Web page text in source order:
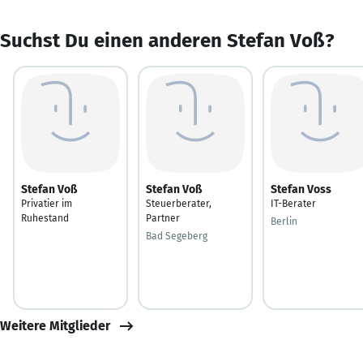
Suchst Du einen anderen Stefan Voß?
Stefan Voß
Privatier im
Ruhestand
Stefan Voß
Steuerberater,
Partner
Bad Segeberg
Stefan Voss
IT-Berater
Berlin
Weitere Mitglieder